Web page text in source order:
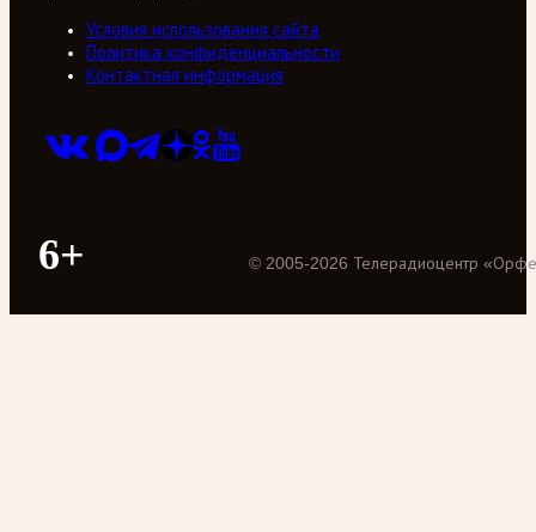
Условия использования сайта
Политика конфиденциальности
Контактная информация
6+ © 2005-2026 Телерадиоцентр